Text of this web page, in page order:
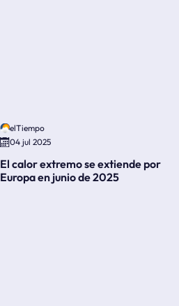
elTiempo
04 jul 2025
El calor extremo se extiende por
Europa en junio de 2025